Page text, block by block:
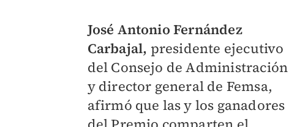
José Antonio Fernández
Carbajal, presidente ejecutivo
del Consejo de Administración
y director general de Femsa,
afirmó que las y los ganadores